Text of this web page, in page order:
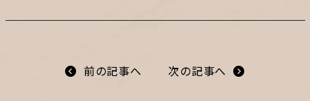
前の記事へ 次の記事へ